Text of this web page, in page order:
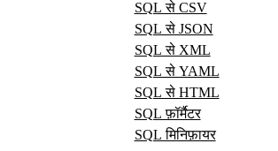
SQL से CSV
SQL से JSON
SQL से XML
SQL से YAML
SQL से HTML
SQL फ़ॉर्मैटर
SQL मिनिफ़ायर